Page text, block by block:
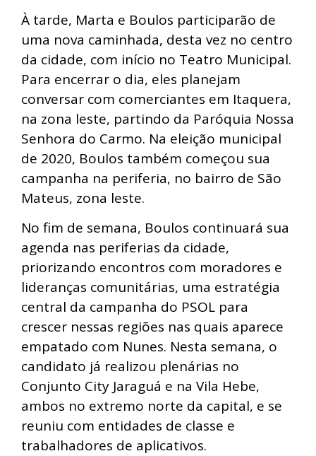
À tarde, Marta e Boulos participarão de
uma nova caminhada, desta vez no centro
da cidade, com início no Teatro Municipal.
Para encerrar o dia, eles planejam
conversar com comerciantes em Itaquera,
na zona leste, partindo da Paróquia Nossa
Senhora do Carmo. Na eleição municipal
de 2020, Boulos também começou sua
campanha na periferia, no bairro de São
Mateus, zona leste.
No fim de semana, Boulos continuará sua
agenda nas periferias da cidade,
priorizando encontros com moradores e
lideranças comunitárias, uma estratégia
central da campanha do PSOL para
crescer nessas regiões nas quais aparece
empatado com Nunes. Nesta semana, o
candidato já realizou plenárias no
Conjunto City Jaraguá e na Vila Hebe,
ambos no extremo norte da capital, e se
reuniu com entidades de classe e
trabalhadores de aplicativos.